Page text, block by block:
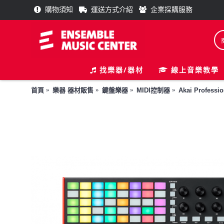
購物須知 運送方式介紹 企業採購服務
找樂器/器材 線上音樂教學
首頁 樂器 器材販售 鍵盤樂器 MIDI控制器 Akai